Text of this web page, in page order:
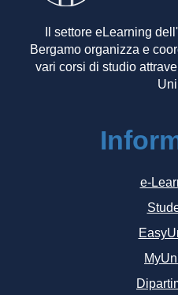
Il settore eLearning
Bergamo organizza e
vari corsi di studio
e-